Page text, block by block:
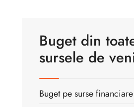
Buget din
sursele de
Buget pe surse financiare